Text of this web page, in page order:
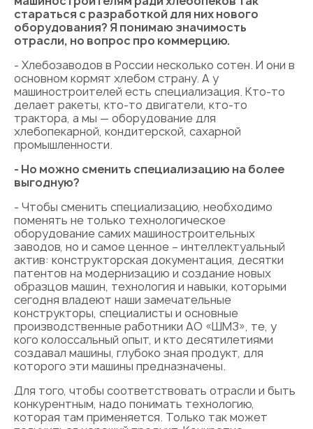
стараться с разработкой для них нового
оборудования? Я понимаю значимость
отрасли, но вопрос про коммерцию.
- Хлебозаводов в России несколько сотен. И они в
основном кормят хлебом страну. А у
машиностроителей есть специализация. Кто-то
делает ракеты, кто-то двигатели, кто-то
трактора, а мы — оборудование для
хлебопекарной, кондитерской, сахарной
промышленности.
- Но можно сменить специализацию на более
выгодную?
- Чтобы сменить специализацию, необходимо
поменять не только технологическое
оборудование самих машиностроительных
заводов, но и самое ценное – интеллектуальный
актив: конструкторская документация, десятки
патентов на модернизацию и создание новых
образцов машин, технология и навыки, которыми
сегодня владеют наши замечательные
конструкторы, специалисты и основные
производственные работники АО «ШМЗ», те, у
кого колоссальный опыт, и кто десятилетиями
создавал машины, глубоко зная продукт, для
которого эти машины предназначены.
Для того, чтобы соответствовать отрасли и быть
конкурентным, надо понимать технологию,
которая там применяется. Только так может